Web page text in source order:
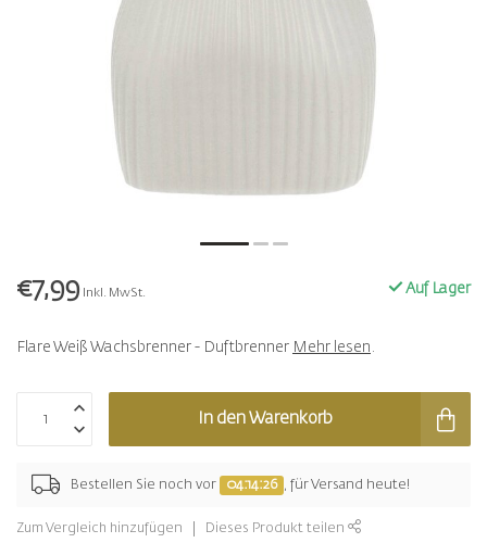
€7,99 Inkl. MwSt. Auf Lager
Flare Weiß Wachsbrenner - Duftbrenner Mehr lesen .
In den Warenkorb
Bestellen Sie noch vor 04:14:26 , für Versand heute!
Zum Vergleich hinzufügen Dieses Produkt teilen